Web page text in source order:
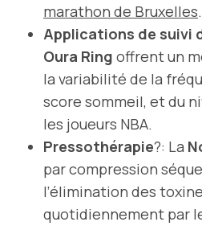
marathon de Bruxelles.
Applications de suivi
Oura Ring offrent un
la variabilité de la
score sommeil, et du
les joueurs NBA.
Pressothérapie?: La
par compression
l’élimination des
quotidiennement par